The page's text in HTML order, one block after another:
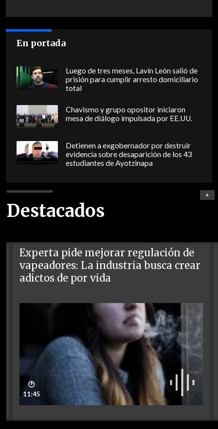
En portada
Luego de tres meses, Lavín León salió de
prisión para cumplir arresto domiciliario
total
Chavismo y grupo opositor iniciaron
mesa de diálogo impulsada por EE.UU.
Detienen a exgobernador por destruir
evidencia sobre desaparición de los 43
estudiantes de Ayotzinapa
Destacados
+
Experta pide mejorar regulación de
vapeadores: La industria busca crear
adictos de por vida
🕑
11:45